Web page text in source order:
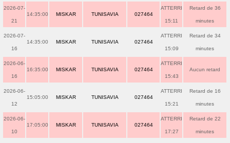
2026-07-
21
14:35:00 MISKAR TUNISAVIA 027464
ATTERRI
15:11
Retard de 36
minutes
2026-07-
16
14:35:00 MISKAR TUNISAVIA 027464
ATTERRI
15:09
Retard de 34
minutes
2026-06-
16
16:35:00 MISKAR TUNISAVIA 027464
ATTERRI
15:43
Aucun retard
2026-06-
12
15:05:00 MISKAR TUNISAVIA 027464
ATTERRI
15:21
Retard de 16
minutes
2026-06-
10
17:05:00 MISKAR TUNISAVIA 027464
ATTERRI
17:27
Retard de 22
minutes